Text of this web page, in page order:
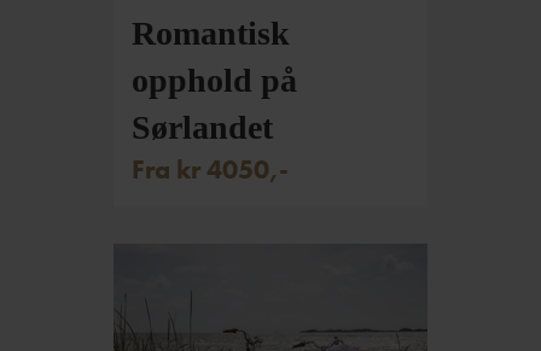
Romantisk
opphold på
Sørlandet
Fra kr 4050,-